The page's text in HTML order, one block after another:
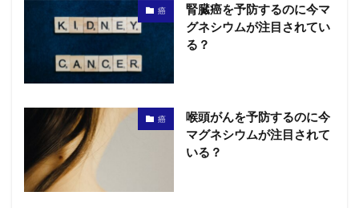
癌
腎臓癌を予防するのに今マ
グネシウムが注目されてい
る？
癌
喉頭がんを予防するのに今
マグネシウムが注目されて
いる？